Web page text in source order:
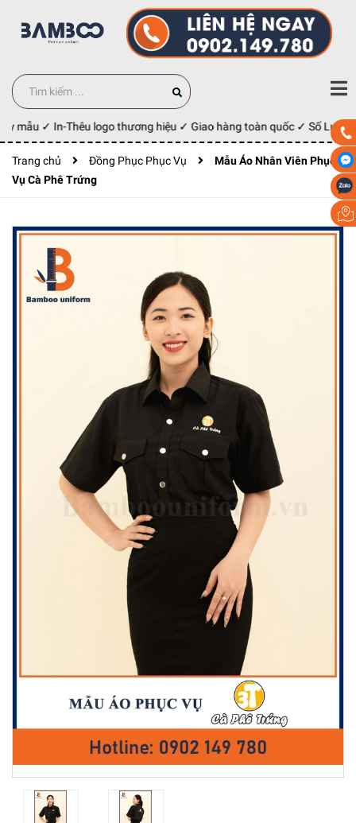
mẫu ✓ In-Thêu logo thương hiệu ✓ Giao hàng toàn quốc ✓ Số Lượng
Trang chủ Đồng Phục Phục Vụ
Mẫu Áo Nhân Viên Phục
Vụ Cà Phê Trứng